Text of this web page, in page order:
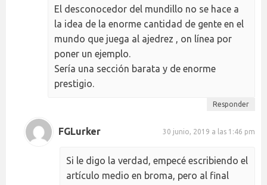
El desconocedor del mundillo no se hace a
la idea de la enorme cantidad de gente en el
mundo que juega al ajedrez , on línea por
poner un ejemplo.
Sería una sección barata y de enorme
prestigio.
Responder
FGLurker 30 junio, 2019 a las 1:46 pm
Si le digo la verdad, empecé escribiendo el
artículo medio en broma, pero al final